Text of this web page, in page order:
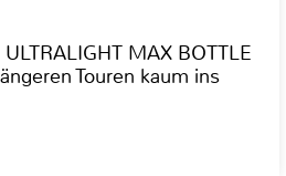
MAX BOTTLE
Touren kaum ins